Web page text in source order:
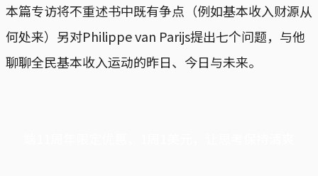
本篇专访将不重述书中既有争点（例如基本收入财源从
何处来）另对Philippe van Parijs提出七个问题，与他
聊聊全民基本收入运动的昨日、今日与未来。